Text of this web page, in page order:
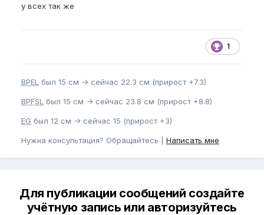
у всех так же
1
BPEL был 15 см -> сейчас 22.3 см (прирост +7.3)
BPFSL был 15 см -> сейчас 23.8 см (прирост +8.8)
EG был 12 см -> сейчас 15 (прирост +3)
Нужна консультация? Обращайтесь | Написать мне
Для публикации сообщений создайте
учётную запись или авторизуйтесь